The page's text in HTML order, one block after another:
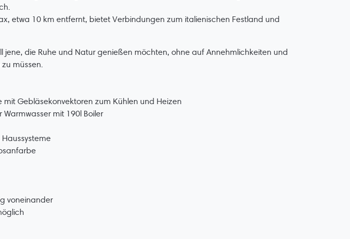
etwa 10 km entfernt, bietet Verbindungen zum italienischen Festland und
jene, die Ruhe und Natur genießen möchten, ohne auf Annehmlichkeiten und
müssen.
Gebläsekonvektoren zum Kühlen und Heizen
mit 190l Boiler
voneinander